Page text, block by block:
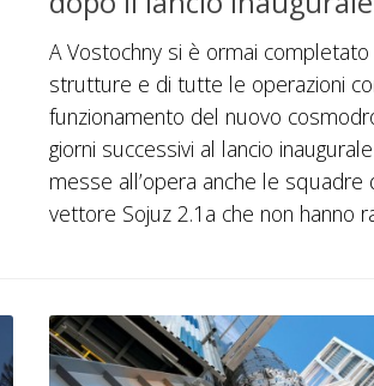
A Vostochny si è ormai
strutture e di tutte le operazioni
funzionamento del nuovo
giorni successivi al lancio
messe all’opera anche le squadre
vettore Sojuz 2.1a che non hanno